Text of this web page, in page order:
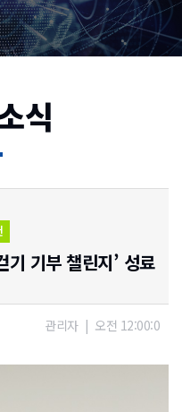
식
기 기부 챌린지’ 성료
관리자 | 오전 12:00:0